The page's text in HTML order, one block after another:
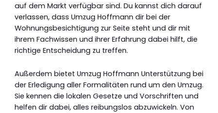
auf dem Markt verfügbar sind. Du kannst dich darauf
verlassen, dass Umzug Hoffmann dir bei der
Wohnungsbesichtigung zur Seite steht und dir mit
ihrem Fachwissen und ihrer Erfahrung dabei hilft, die
richtige Entscheidung zu treffen.
Außerdem bietet Umzug Hoffmann Unterstützung bei
der Erledigung aller Formalitäten rund um den Umzug.
Sie kennen die lokalen Gesetze und Vorschriften und
helfen dir dabei, alles reibungslos abzuwickeln. Von